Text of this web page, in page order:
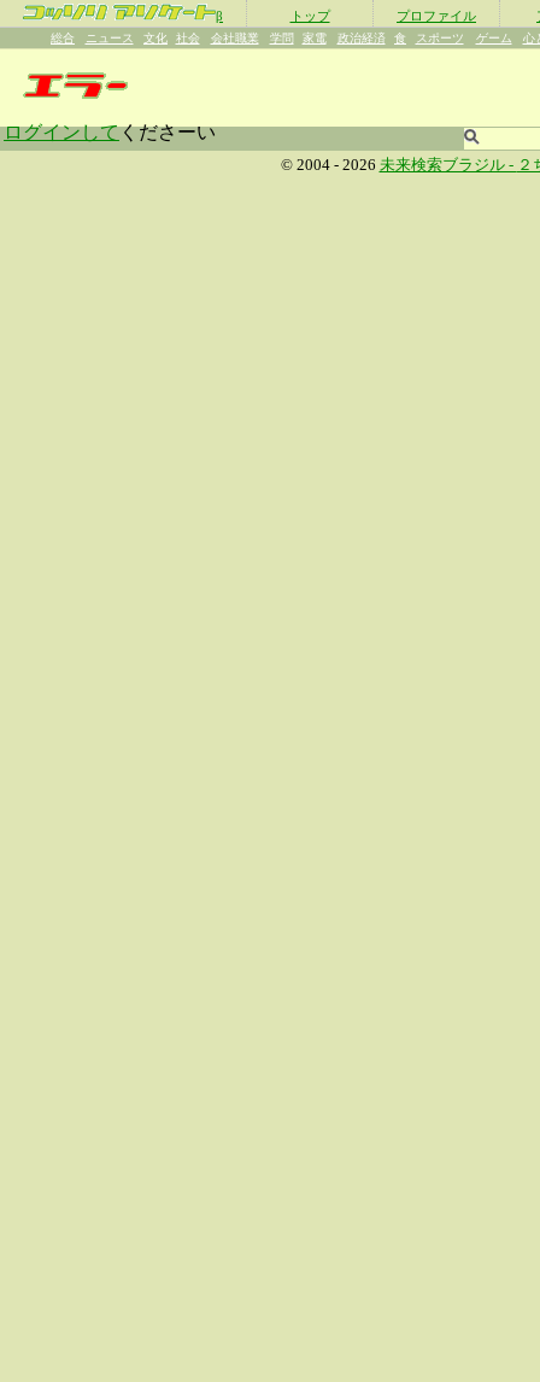
β トップ プロファイル
総合 ニュース 文化 社会 会社職業 学問 家電 政治経済 食 スポーツ ゲーム 心
ログインしてくださーい
© 2004 - 2026 未来検索ブラジル - ２